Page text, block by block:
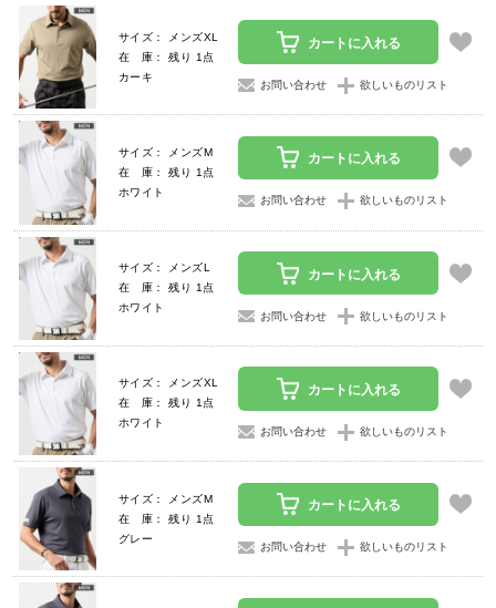
サイズ： メンズXL
在 庫： 残り 1点
カーキ
カートに入れる
お問い合わせ 欲しいものリスト
サイズ： メンズM
在 庫： 残り 1点
ホワイト
カートに入れる
お問い合わせ 欲しいものリスト
サイズ： メンズL
在 庫： 残り 1点
ホワイト
カートに入れる
お問い合わせ 欲しいものリスト
サイズ： メンズXL
在 庫： 残り 1点
ホワイト
カートに入れる
お問い合わせ 欲しいものリスト
サイズ： メンズM
在 庫： 残り 1点
グレー
カートに入れる
お問い合わせ 欲しいものリスト